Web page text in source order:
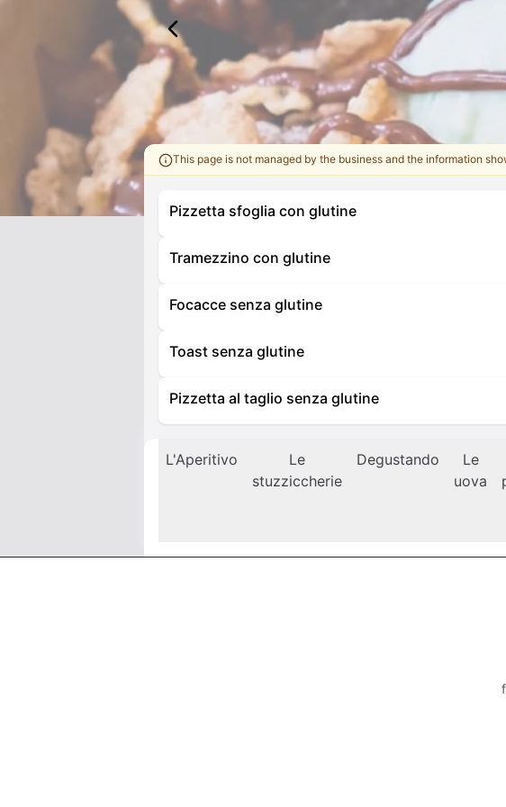
This page is not managed by the business and the information
Pizzetta sfoglia con glutine
Tramezzino con glutine
Focacce senza glutine
Toast senza glutine
Pizzetta al taglio senza glutine
L'Aperitivo
Le
stuzziccherie
Degustando
Le
uova